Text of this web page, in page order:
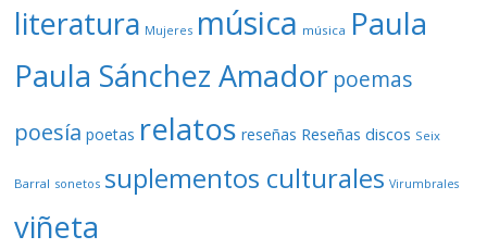
literatura Mujeres música música Paula
Paula Sánchez Amador poemas
poesía poetas relatos reseñas Reseñas discos Seix
Barral sonetos suplementos culturales Virumbrales
viñeta